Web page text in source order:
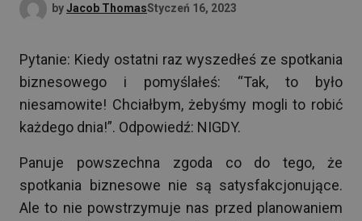
byJacob ThomasStyczeń 16, 2023
Pytanie: Kiedy ostatni raz wyszedłeś ze spotkania
biznesowego i pomyślałeś: “Tak, to było
niesamowite! Chciałbym, żebyśmy mogli to robić
każdego dnia!”. Odpowiedź: NIGDY.
Panuje powszechna zgoda co do tego, że
spotkania biznesowe nie są satysfakcjonujące.
Ale to nie powstrzymuje nas przed planowaniem